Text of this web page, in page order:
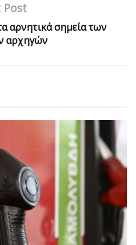
Post
αρνητικά σημεία των
αρχηγών